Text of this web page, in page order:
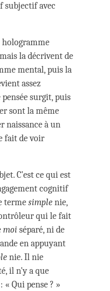
subjectif avec
hologramme
la décrivent de
mental, puis la
assez
surgit, puis
sont la même
naissance à un
fait de voir
C'est ce qui est
cognitif
termesimplenie,
qui le fait
moi séparé, ni de
en appuyant
nie. Il nie
il n'y a que
Qui pense ? »